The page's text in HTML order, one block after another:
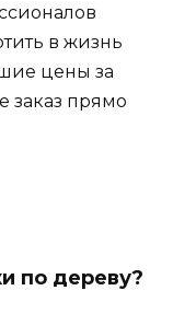
в жизнь
цены за
заказ прямо
по дереву?